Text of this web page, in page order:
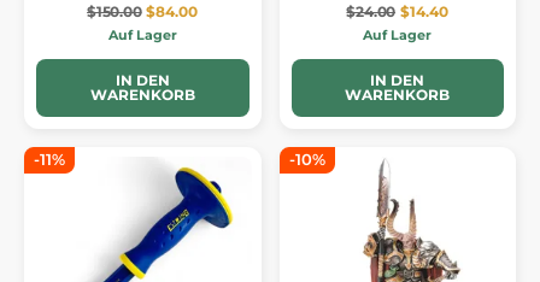
$150.00 $84.00
Auf Lager
IN DEN
WARENKORB
$24.00 $14.40
Auf Lager
IN DEN
WARENKORB
-11% -10%